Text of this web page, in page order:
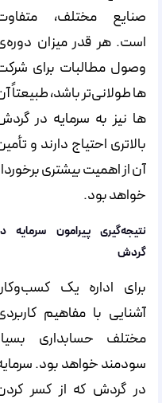
صنایع مختلف،
است. هر قدر میزان
وصول مطالبات برای
ها طولانی­‌تر باشد، طبیعتاً
ها نیز به سرمایه در
بالاتری احتیاج دارند و
آن از اهمیت بیشتری
خواهد بود.
نتیجهگیری پیرامون سرمایه
گردش
برای اداره یک
آشنایی با مفاهیم
مختلف حسابداری
سودمند خواهد بود.
در گردش که از کسر